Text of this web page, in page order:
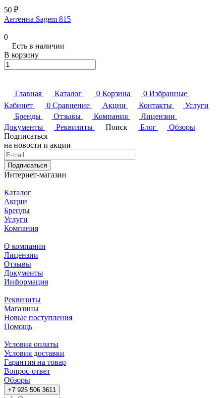
50 ₽
Антенна Sagem 815
0
Есть в наличии
В корзину
Главная Каталог 0 Корзина 0 Избранные
Кабинет
0 Сравнение Акции Контакты
Услуги
Бренды
Отзывы Компания
Лицензии
Документы
Реквизиты Поиск Блог
Обзоры
Подписаться
на новости и акции
Подписаться
Интернет-магазин
Каталог
Акции
Бренды
Услуги
Компания
О компании
Лицензии
Отзывы
Документы
Информация
Реквизиты
Магазины
Новые поступления
Помощь
Условия оплаты
Условия доставки
Гарантия на товар
Вопрос-ответ
Обзоры
+7 925 506 3611